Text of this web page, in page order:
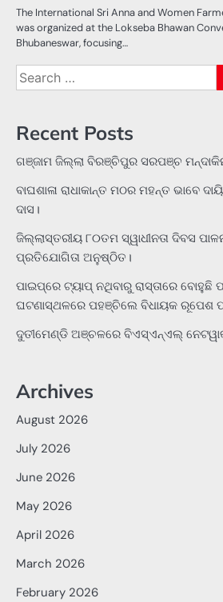
The International Sri Anna and Women
was organized at the Lokseba Bhawan
Bhubaneswar, focusing…
Search
for:
Recent Posts
ଗଞ୍ଜାମ ଜିଲ୍ଲା ବିରଞ୍ଚିପୁର ସରପଞ୍ଚ
ବାଘଶାଳା ରାଧାକାନ୍ତ ମଠର ମହନ୍ତ ଭାବେ
ଦାସ।
ଜିଲ୍ଲାସ୍ତରୀୟ ୮୦ତମ ସ୍ୱାଧୀନତା ଦିବସ
ପ୍ରତିଯୋଗିତା ଅନୁଷ୍ଠିତ।
ପାଇପ୍‌ରେ ଟ୍ୟାପ୍‌ ନଥିବାରୁ ରାସ୍ତାରେ
ଘଟଣାସ୍ଥଳରେ ପହଞ୍ଚିଲେ ବିଧାୟକ ରୂପେଶ
ଦୁତୀମେଣ୍ଡି ଅଞ୍ଚଳରେ ବିଏସ୍‌ଏନ୍‌ଏଲ୍‌
Archives
August 2026
July 2026
June 2026
May 2026
April 2026
March 2026
February 2026